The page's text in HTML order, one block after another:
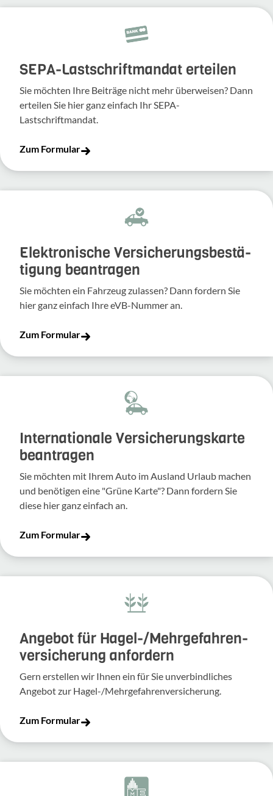
SEPA-Lastschriftmandat erteilen
Sie möchten Ihre Beiträge nicht mehr überweisen? Dann
erteilen Sie hier ganz einfach Ihr SEPA-
Lastschriftmandat.
Zum Formular
Elek­tro­ni­sche Versi­che­rungs­be­stä­
ti­gung bean­tragen
Sie möchten ein Fahr­zeug zulassen? Dann fordern Sie
hier ganz einfach Ihre eVB-​Nummer an.
Zum Formular
Inter­na­tio­nale Versi­che­rungs­karte
bean­tragen
Sie möchten mit Ihrem Auto im Ausland Urlaub machen
und benö­tigen eine "Grüne Karte"? Dann fordern Sie
diese hier ganz einfach an.
Zum Formular
Angebot für Hagel-­/Mehrgefahren­
versicherung anfordern
Gern erstellen wir Ihnen ein für Sie unverbindliches
Angebot zur Hagel-/Mehrgefahrenversicherung.
Zum Formular